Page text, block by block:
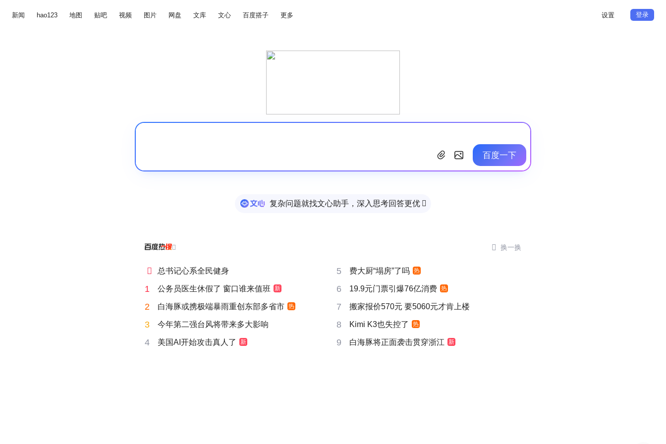
新闻 hao123 地图 贴吧 视频 图片 网盘 文库 文心 百度搭子 更多 设置 登录
百度一下
复杂问题就找文心助手，深入思考回答更优 
  换一换
 总书记心系全民健身 5 费大厨“塌房”了吗 热
1 公务员医生休假了 窗口谁来值班 新 6 19.9元门票引爆76亿消费 热
2 白海豚或携极端暴雨重创东部多省市 热 7 搬家报价570元 要5060元才肯上楼
3 今年第二强台风将带来多大影响 8 Kimi K3也失控了 热
4 美国AI开始攻击真人了 新 9 白海豚将正面袭击贯穿浙江 新